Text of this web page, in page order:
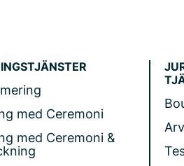
med Ceremoni
med Ceremoni &